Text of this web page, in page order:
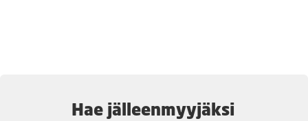
Hae jälleenmyyjäksi